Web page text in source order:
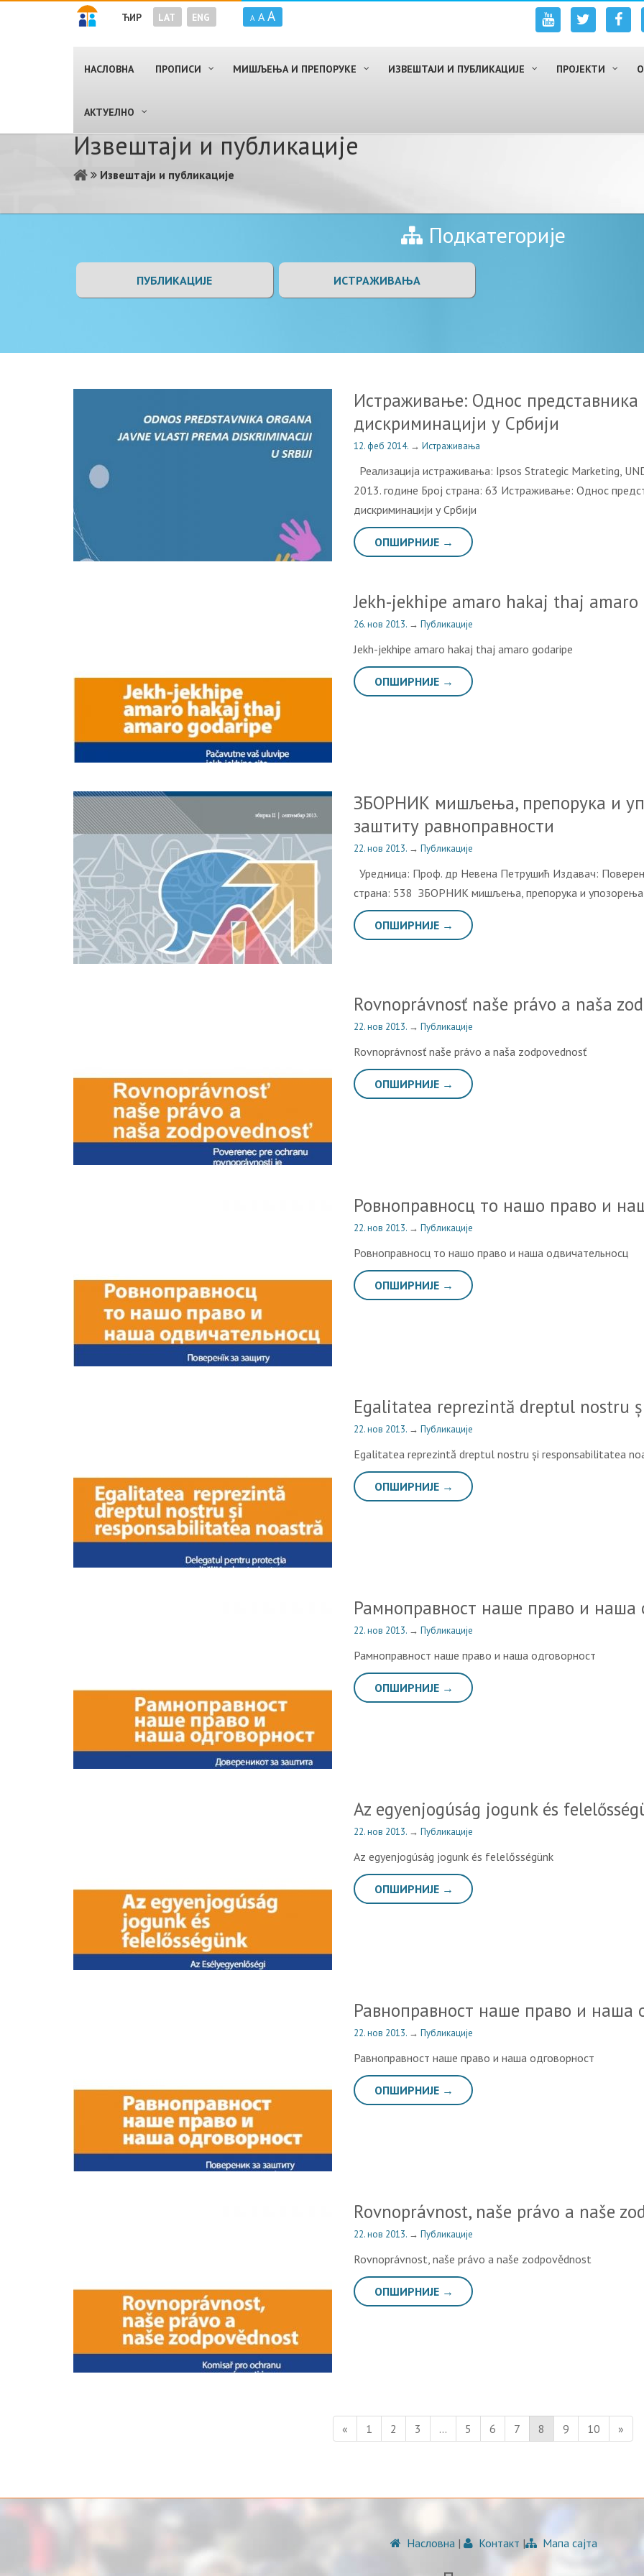
ЋИР LAT ENG A A A
НАСЛОВНА ПРОПИСИ МИШЉЕЊА И ПРЕПОРУКЕ ИЗВЕШТАЈИ И ПУБЛИКАЦИЈЕ ПРОЈЕКТИ
AКТУЕЛНО
Извештаји и публикације
Извештаји и публикације
Подкатегорије
ПУБЛИКАЦИЈЕ ИСТРАЖИВАЊА
Истраживање: Oднoс
дискриминaциjи у Србиjи
12. феб 2014. → Истраживања
Реализација истраживања: Ipsos Strategic Marketing,
2013. године Број страна: 63 Истраживање: Oднoс
дискриминaциjи у Србиjи
ОПШИРНИЈЕ →
Jekh-jekhipe amaro hakaj thaj amaro
26. нов 2013. → Публикације
Jekh-jekhipe amaro hakaj thaj amaro godaripe
ОПШИРНИЈЕ →
ЗБОРНИК мишљења, препорука и
заштиту равноправности
22. нов 2013. → Публикације
Уредница: Прoф. др Невена Петрушић Издавач:
страна: 538 ЗБОРНИК мишљења, препорука и упозорења
ОПШИРНИЈЕ →
Rovnoprávnosť naše právo a naša
22. нов 2013. → Публикације
Rovnoprávnosť naše právo a naša zodpovednosť
ОПШИРНИЈЕ →
Ровноправносц то нашо право и
22. нов 2013. → Публикације
Ровноправносц то нашо право и наша одвичательносц
ОПШИРНИЈЕ →
Egalitatea reprezintă dreptul nostru
22. нов 2013. → Публикације
Egalitatea reprezintă dreptul nostru și responsabilitatea
ОПШИРНИЈЕ →
Рамноправност наше право и наша
22. нов 2013. → Публикације
Рамноправност наше право и наша одговорност
ОПШИРНИЈЕ →
Az egyenjogúság jogunk és
22. нов 2013. → Публикације
Az egyenjogúság jogunk és felelősségünk
ОПШИРНИЈЕ →
Равноправност наше право и наша
22. нов 2013. → Публикације
Равноправност наше право и наша одговорност
ОПШИРНИЈЕ →
Rovnoprávnost, naše právo a naše
22. нов 2013. → Публикације
Rovnoprávnost, naše právo a naše zodpovědnost
ОПШИРНИЈЕ →
« 1 2 3 … 5 6 7 8 9 10 »
Насловна | Контакт | Мапа сајта